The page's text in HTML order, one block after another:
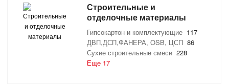
Строительные и
отделочные материалы
Гипсокартон и комплектующие 117
ДВП,ДСП,ФАНЕРА, OSB, ЦСП 86
Сухие строительные смеси 228
Еще 17